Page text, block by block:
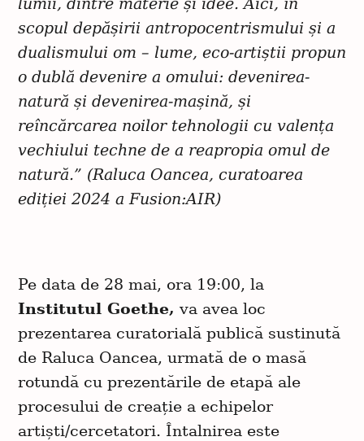
scopul depășirii antropocentrismului și a
dualismului om – lume, eco-artiștii propun
o dublă devenire a omului: devenirea-
natură și devenirea-mașină, și
reîncărcarea noilor tehnologii cu valența
vechiului techne de a reapropia omul de
natură.” (Raluca Oancea, curatoarea
ediției 2024 a Fusion:AIR)
Pe data de 28 mai, ora 19:00, la
Institutul Goethe, va avea loc
prezentarea curatorială publică sustinută
de Raluca Oancea, urmată de o masă
rotundă cu prezentările de etapă ale
procesului de creație a echipelor
artiști/cercetatori. Întalnirea este